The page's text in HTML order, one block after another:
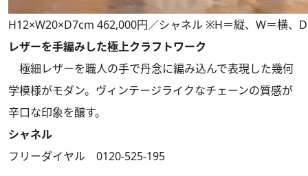
H12×W20×D7cm 462,000円／シャネル ※H＝縦、W＝横、
レザーを手編みした極上クラフトワーク
極細レザーを職人の手で丹念に編み込んで表現した幾何
学模様がモダン。ヴィンテージライクなチェーンの質感が
辛口な印象を醸す。
シャネル
フリーダイヤル 0120-525-195